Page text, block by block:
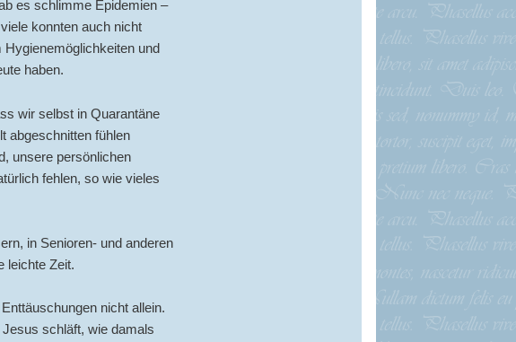
es schlimme Epidemien –
konnten auch nicht
und
haben.
wir selbst in Quarantäne
abgeschnitten fühlen
unsere persönlichen
fehlen, so wie vieles
in Senioren- und anderen
leichte Zeit.
nicht allein.
schläft, wie damals